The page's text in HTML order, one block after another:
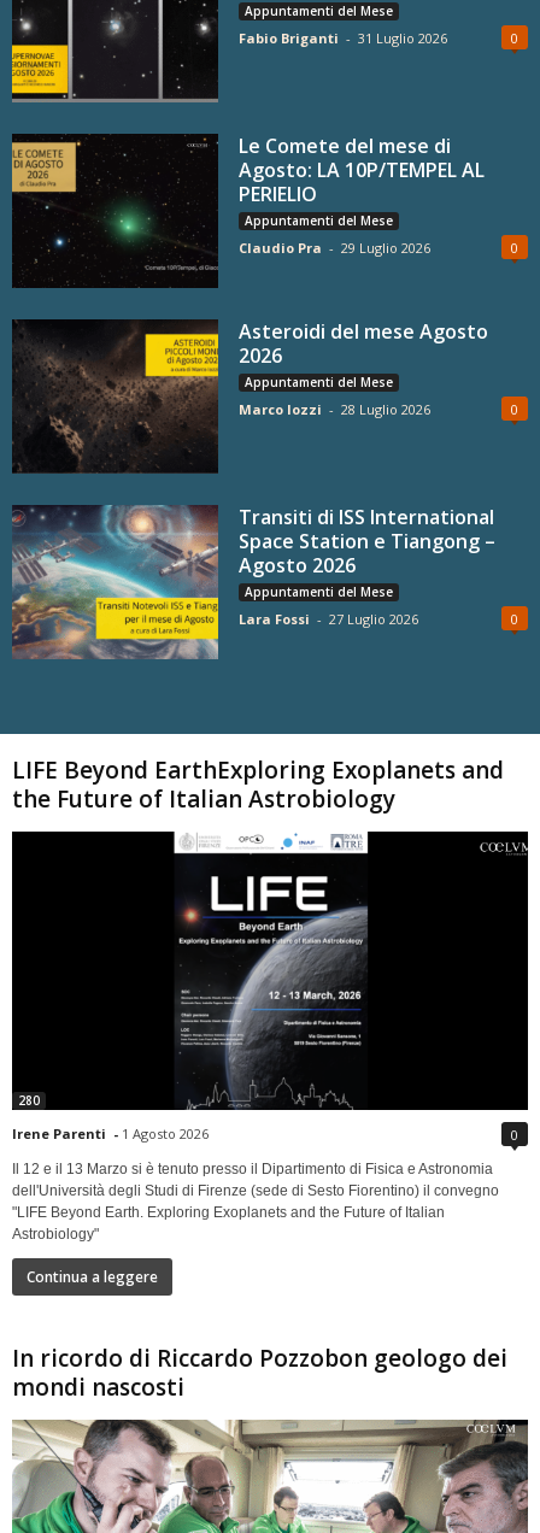
Appuntamenti del Mese
Fabio Briganti - 31 Luglio 2026 0
Le Comete del mese di
Agosto: LA 10P/TEMPEL AL
PERIELIO
Appuntamenti del Mese
Claudio Pra - 29 Luglio 2026 0
Asteroidi del mese Agosto
2026
Appuntamenti del Mese
Marco Iozzi - 28 Luglio 2026 0
Transiti di ISS International
Space Station e Tiangong –
Agosto 2026
Appuntamenti del Mese
Lara Fossi - 27 Luglio 2026 0
LIFE Beyond EarthExploring Exoplanets and
the Future of Italian Astrobiology
280
Irene Parenti - 1 Agosto 2026 0
Il 12 e il 13 Marzo si è tenuto presso il Dipartimento di Fisica e Astronomia
dell'Università degli Studi di Firenze (sede di Sesto Fiorentino) il convegno
"LIFE Beyond Earth. Exploring Exoplanets and the Future of Italian
Astrobiology"
Continua a leggere
In ricordo di Riccardo Pozzobon geologo dei
mondi nascosti